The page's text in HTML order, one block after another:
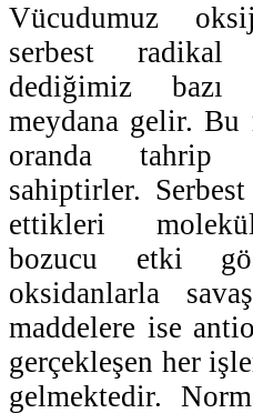
Vücudumuz
serbest
dediğimiz bazı
meydana gelir. Bu
oranda tahrip
sahiptirler.
ettikleri
bozucu etki
oksidanlarla
maddelere ise
gerçekleşen her
gelmektedir.